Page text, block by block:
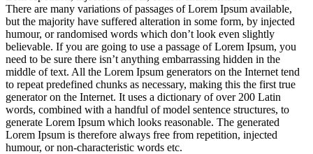
There are many variations of passages of Lorem Ipsum available,
but the majority have suffered alteration in some form, by injected
humour, or randomised words which don’t look even slightly
believable. If you are going to use a passage of Lorem Ipsum, you
need to be sure there isn’t anything embarrassing hidden in the
middle of text. All the Lorem Ipsum generators on the Internet tend
to repeat predefined chunks as necessary, making this the first true
generator on the Internet. It uses a dictionary of over 200 Latin
words, combined with a handful of model sentence structures, to
generate Lorem Ipsum which looks reasonable. The generated
Lorem Ipsum is therefore always free from repetition, injected
humour, or non-characteristic words etc.